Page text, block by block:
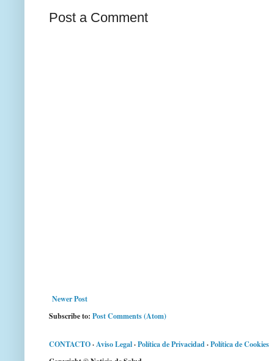
Post a Comment
Newer Post
Subscribe to: Post Comments (Atom)
CONTACTO·Aviso Legal·Política de Privacidad·Política de Cookies